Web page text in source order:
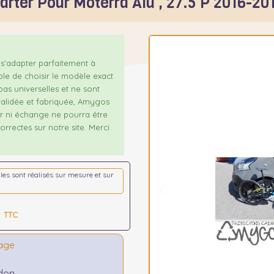
parfaitement à
de choisir le modèle exact
universelles et ne sont
et fabriquée, Amygos
ni échange ne pourra être
sur notre site. Merci
sont réalisés sur mesure et sur
TTC